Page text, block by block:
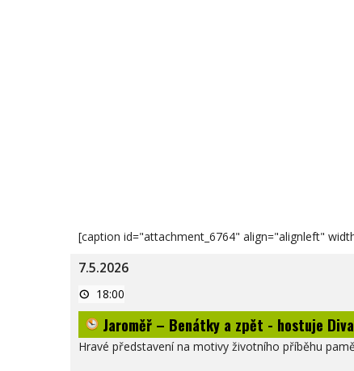
[caption id="attachment_6764" align="alignleft"
7.5.2026
Jaroměř
–
Benátky
zpět
-
hostuje
18:00
Jaroměř – Benátky a zpět - hostuje
Hravé představení na motivy životního příběhu